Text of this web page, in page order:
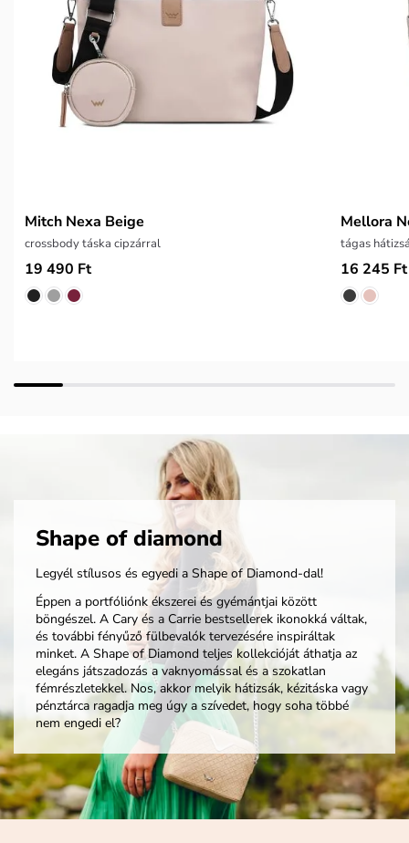
Mitch Nexa Beige
crossbody táska cipzárral
19 490 Ft
Mellora
tágas
16 245 Ft
Shape of diamond
Legyél stílusos és egyedi a Shape of Diamond-dal!
Éppen a portfóliónk ékszerei és gyémántjai között
böngészel. A Cary és a Carrie bestsellerek ikonokká váltak,
és további fényűző fülbevalók tervezésére inspiráltak
minket. A Shape of Diamond teljes kollekcióját áthatja az
elegáns játszadozás a vaknyomással és a szokatlan
fémrészletekkel. Nos, akkor melyik hátizsák, kézitáska vagy
pénztárca ragadja meg úgy a szívedet, hogy soha többé
nem engedi el?